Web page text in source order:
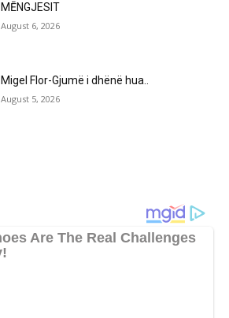
MĒNGJESIT
August 6, 2026
Migel Flor-Gjumë i dhënë hua..
August 5, 2026